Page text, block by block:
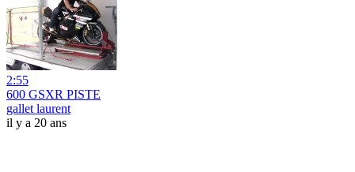
2:55
600 GSXR PISTE
gallet laurent
il y a 20 ans